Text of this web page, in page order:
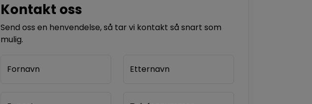
Kontakt oss
Send oss en henvendelse, så tar vi kontakt så snart som
mulig.
Fornavn Etternavn